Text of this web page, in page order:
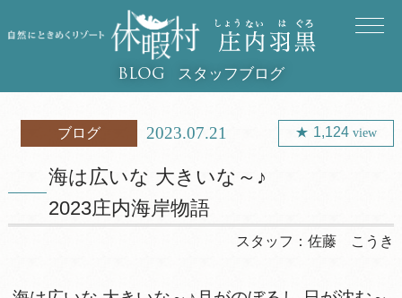
BLOG スタッフブログ
ブログ 2023.07.21 1,124view
海は広いな 大きいな～♪
2023庄内海岸物語
スタッフ：佐藤 こうき